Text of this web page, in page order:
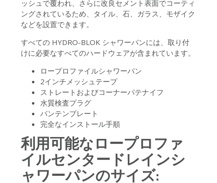
ッシュで覆われ、さらに改良セメント表面でコーティ
ングされているため、タイル、石、ガラス、モザイク
などを設置できます。
すべての HYDRO-BLOK シャワーパンには、取り付
けに必要なすべてのハードウェアが含まれています。
ロープロファイルシャワーパン
2インチメッシュテープ
ストレートおよびコーナーパテナイフ
水質検査プラグ
パンテンプレート
完全なインストール手順
利用可能なロープロファ
イルセンタードレインシ
ャワーパンのサイズ: